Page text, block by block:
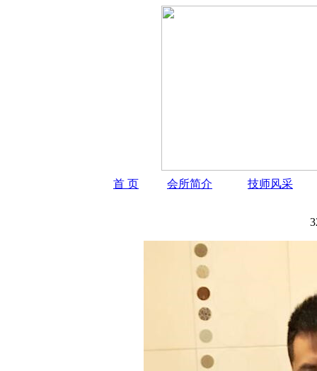
首 页 会所简介 技师风采